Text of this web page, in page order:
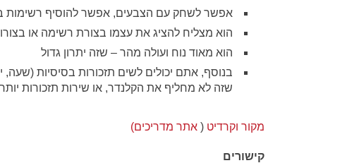
אפשר לשחק עם הצבעים, אפשר להוסיף רשימות
הוא מצליח להציג את עצמו בצורת רשימה או
הוא מאוד נוח ועולה מהר – שזה יתרון גדול
בנוסף, אתם יכולים לשים תזכורות בסיסיות (שעה,
שזה לא מחליף את הקלנדר, או שירות תזכורות יותר
מקור וקרדיט ( אתר מדריכים)
קישורים